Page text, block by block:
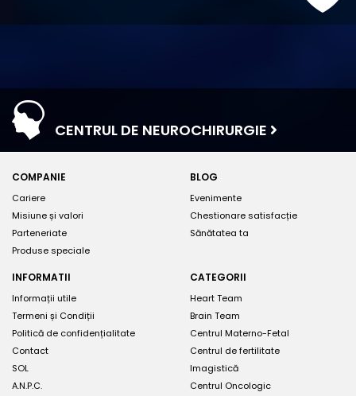
CENTRUL DE NEUROCHIRURGIE
COMPANIE
Cariere
Misiune și valori
Parteneriate
Produse speciale
BLOG
Evenimente
Chestionare satisfacție
Sănătatea ta
INFORMATII
Informații utile
Termeni și Condiții
Politică de confidențialitate
Contact
SOL
A.N.P.C.
CATEGORII
Heart Team
Brain Team
Centrul Materno-Fetal
Centrul de fertilitate
Imagistică
Centrul Oncologic